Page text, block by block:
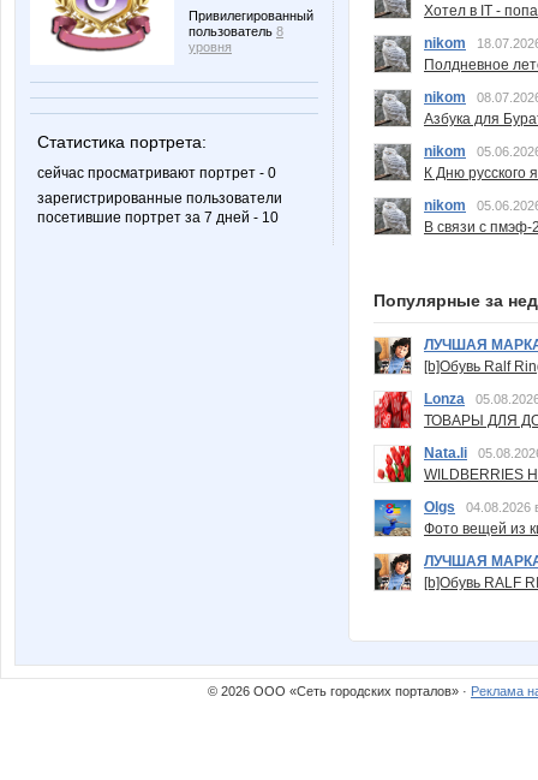
Привилегированный
пользователь 8
уровня
Статистика портрета:
сейчас просматривают портрет - 0
зарегистрированные пользователи
посетившие портрет за 7 дней - 10
Хотел в IT -
nikom
Полдневное
nikom
Азбука для
nikom
К Дню русского
nikom
В связи с пмэф-
Популярные за
ЛУЧШАЯ
[b]Обувь Ralf
Lonza
ТОВАРЫ ДЛЯ
Nata.li
Olgs
04.08.2026
Фото вещей из
ЛУЧШАЯ
[b]Обувь RALF
© 2026 ООО «Сеть городских порталов» · Реклама